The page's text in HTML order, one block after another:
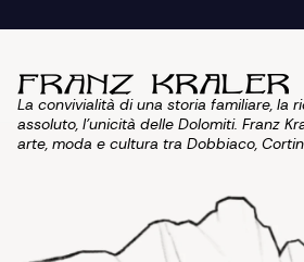
La convivialità di una storia familiare, la
assoluto, l'unicità delle Dolomiti. Franz
arte, moda e cultura tra Dobbiaco,